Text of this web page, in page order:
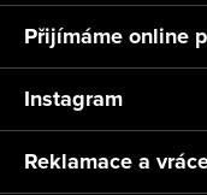
Přijímáme online
Instagram
Reklamace a